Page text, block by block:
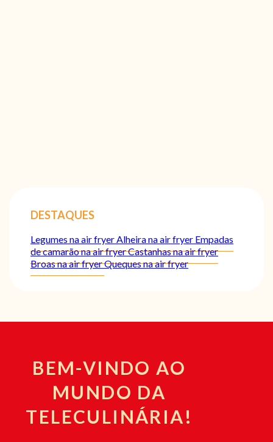
DESTAQUES
Legumes na air fryer Alheira na air fryer Empadas
de camarão na air fryerCastanhas na air fryer
Broas na air fryerQueques na air fryer
BEM-VINDO AO
MUNDO DA
TELECULINÁRIA!